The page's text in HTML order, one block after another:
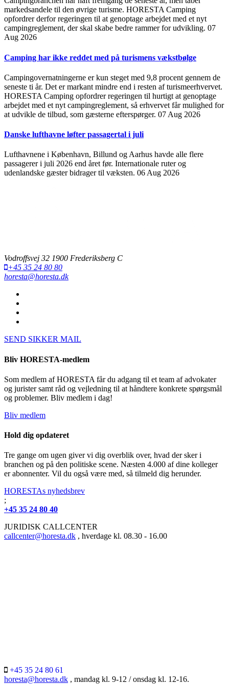
markedsandele til den øvrige turisme. HORESTA Camping
opfordrer derfor regeringen til at genoptage arbejdet med et nyt
campingreglement, der skal skabe bedre rammer for udvikling. 07
Aug 2026
Camping har ikke reddet med på turismens vækstbølge
Campingovernatningerne er kun steget med 9,8 procent gennem de
seneste ti år. Det er markant mindre end i resten af turismeerhvervet.
HORESTA Camping opfordrer regeringen til hurtigt at genoptage
arbejdet med et nyt campingreglement, så erhvervet får mulighed for
at udvikle de tilbud, som gæsterne efterspørger. 07 Aug 2026
Danske lufthavne løfter passagertal i juli
Lufthavnene i København, Billund og Aarhus havde alle flere
passagerer i juli 2026 end året før. Internationale ruter og
udenlandske gæster bidrager til væksten. 06 Aug 2026
Vodroffsvej 32 1900 Frederiksberg C
+45 35 24 80 80
horesta@horesta.dk
SEND SIKKER MAIL
Bliv HORESTA-medlem
Som medlem af HORESTA får du adgang til et team af advokater
og jurister samt råd og vejledning til at håndtere konkrete spørgsmål
og problemer. Bliv medlem i dag!
Bliv medlem
Hold dig opdateret
Tre gange om ugen giver vi dig overblik over, hvad der sker i
branchen og på den politiske scene. Næsten 4.000 af dine kolleger
er abonnenter. Vil du også være med, så tilmeld dig herunder.
HORESTAs nyhedsbrev
;
+45 35 24 80 40
JURIDISK CALLCENTER
callcenter@horesta.dk , hverdage kl. 08.30 - 16.00
+45 35 24 80 61
horesta@horesta.dk , mandag kl. 9-12 / onsdag kl. 12-16.